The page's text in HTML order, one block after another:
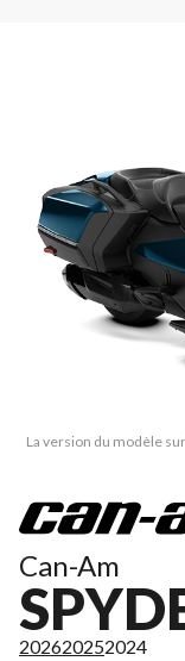
La version du modèle
Can-Am
202620252024